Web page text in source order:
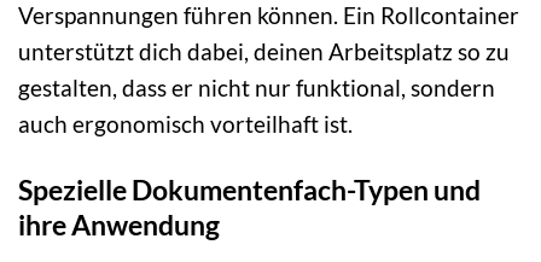
Verspannungen führen können. Ein Rollcontainer
unterstützt dich dabei, deinen Arbeitsplatz so zu
gestalten, dass er nicht nur funktional, sondern
auch ergonomisch vorteilhaft ist.
Spezielle Dokumentenfach-Typen und
ihre Anwendung